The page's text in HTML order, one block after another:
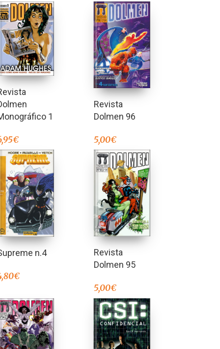
1
€
Revista
Dolmen 96
5,00€
n.4
€
Revista
Dolmen 95
5,00€